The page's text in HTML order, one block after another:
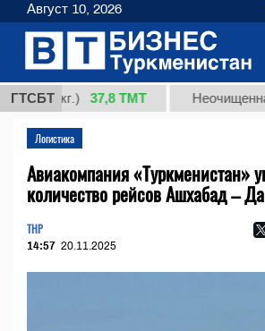
ГТСБТ
(кг.) 37,8 ТМТ Неочищенная
Логистика
Авиакомпания «Туркменистан»
количество рейсов Ашхабад –
THP
14:57 20.11.2025
Август 10, 2026